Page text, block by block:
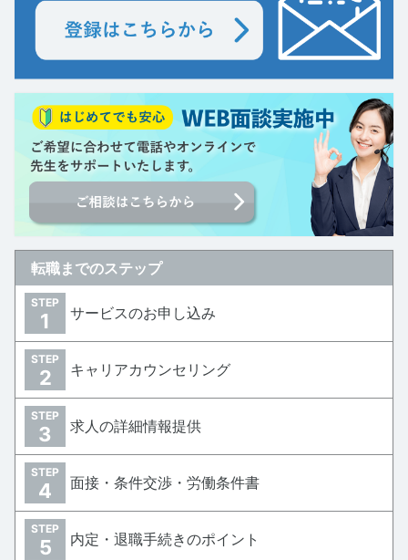
転職までのステップ
STEP
1 サービスのお申し込み
STEP
2 キャリアカウンセリング
STEP
3 求人の詳細情報提供
STEP
4 面接・条件交渉・労働条件書
STEP
5 内定・退職手続きのポイント